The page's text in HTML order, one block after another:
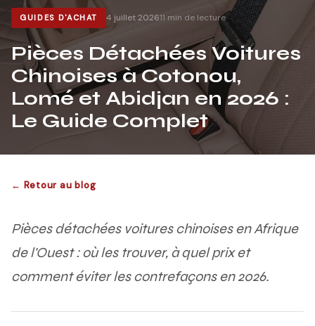
GUIDES D'ACHAT 4 juillet 202611 min de lecture
Pièces Détachées Voitures
Chinoises à Cotonou,
Lomé et Abidjan en 2026 :
Le Guide Complet
← Retour au blog
Pièces détachées voitures chinoises en Afrique
de l'Ouest : où les trouver, à quel prix et
comment éviter les contrefaçons en 2026.